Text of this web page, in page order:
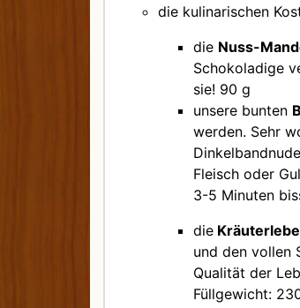
die kulinarischen
die Nuss-
Schokoladige
sie! 90 g
unsere bunten
werden. Sehr
Fleisch oder
3-5 Minuten
die
und den vollen
Qualität der
Füllgewicht: